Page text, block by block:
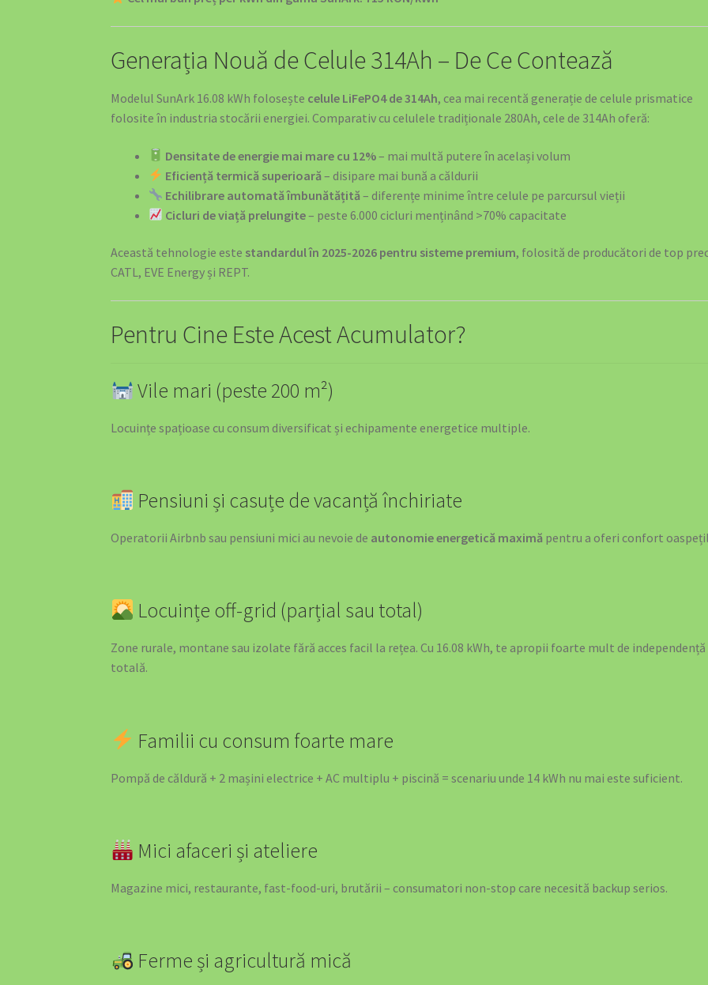
Stații Încărcare Mașini Electrice Brașov | Wallbox 11kW/22kW | EV4GREEN
Stații Încărcare Mașini Electrice Suceava | Wallbox 11kW/22kW | EV4GREEN
Stații Încărcare Mașini Electrice Timișoara | Wallbox 11kW/22kW | EV4GREEN
Sustainable Mobility & Energy Infrastructure AdvisoryTermeni și CondițiiTermeni și Condiții
Top 10 Suporturi Telefon Auto 2025 – Ghid Complet | EV4GREEN Top 5 Mașini Electrice România 2025
SOLUȚII EV PENTRU BIROURI ȘI COMPANII
SOLUȚII EV PENTRU MAGAZINE ȘI CENTRE COMERCIALE SOLUȚII EV PENTRU FABRICI ȘI DEPOZITE
SOLUȚII EV PENTRU FLOTE DE VEHICULE ELECTRICE
Generația Nouă de Celule 314Ah – De Ce Contează
Modelul SunArk 16.08 kWh folosește celule LiFePO4 de 314Ah, cea mai recentă generație de celule prismatice
folosite în industria stocării energiei. Comparativ cu celulele tradiționale 280Ah, cele de 314Ah oferă:
Densitate de energie mai mare cu 12%– mai multă putere în același volum
Eficiență termică superioară – disipare mai bună a căldurii
Echilibrare automată îmbunătățită – diferențe minime între celule pe parcursul vieții
Cicluri de viață prelungite– peste 6.000 cicluri menținând >70% capacitate
Această tehnologie este standardul în 2025-2026 pentru sisteme premium, folosită de producători de top
CATL, EVE Energy și REPT.
Pentru Cine Este Acest Acumulator?
Vile mari (peste 200 m²)
Locuințe spațioase cu consum diversificat și echipamente energetice multiple.
Pensiuni și casuțe de vacanță închiriate
Operatorii Airbnb sau pensiuni mici au nevoie de autonomie energetică maximă pentru a oferi confort
Locuințe off-grid (parțial sau total)
Zone rurale, montane sau izolate fără acces facil la rețea. Cu 16.08 kWh, te apropii foarte mult de independență
totală.
Familii cu consum foarte mare
Pompă de căldură + 2 mașini electrice + AC multiplu + piscină = scenariu unde 14 kWh nu mai este suficient.
Mici afaceri și ateliere
Magazine mici, restaurante, fast-food-uri, brutării – consumatori non-stop care necesită backup serios.
Ferme și agricultură mică